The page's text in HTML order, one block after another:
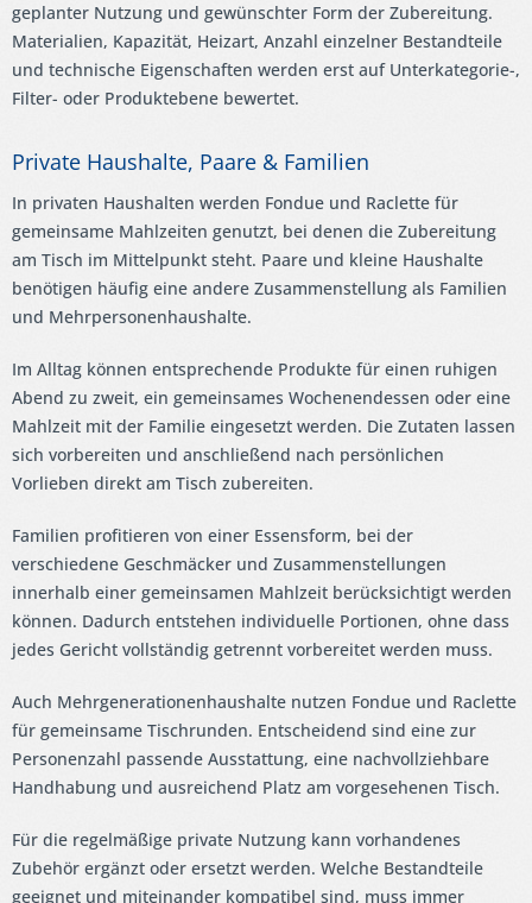
geplanter Nutzung und gewünschter Form der Zubereitung.
Materialien, Kapazität, Heizart, Anzahl einzelner Bestandteile
und technische Eigenschaften werden erst auf Unterkategorie-,
Filter- oder Produktebene bewertet.
Private Haushalte, Paare & Familien
In privaten Haushalten werden Fondue und Raclette für
gemeinsame Mahlzeiten genutzt, bei denen die Zubereitung
am Tisch im Mittelpunkt steht. Paare und kleine Haushalte
benötigen häufig eine andere Zusammenstellung als Familien
und Mehrpersonenhaushalte.
Im Alltag können entsprechende Produkte für einen ruhigen
Abend zu zweit, ein gemeinsames Wochenendessen oder eine
Mahlzeit mit der Familie eingesetzt werden. Die Zutaten lassen
sich vorbereiten und anschließend nach persönlichen
Vorlieben direkt am Tisch zubereiten.
Familien profitieren von einer Essensform, bei der
verschiedene Geschmäcker und Zusammenstellungen
innerhalb einer gemeinsamen Mahlzeit berücksichtigt werden
können. Dadurch entstehen individuelle Portionen, ohne dass
jedes Gericht vollständig getrennt vorbereitet werden muss.
Auch Mehrgenerationenhaushalte nutzen Fondue und Raclette
für gemeinsame Tischrunden. Entscheidend sind eine zur
Personenzahl passende Ausstattung, eine nachvollziehbare
Handhabung und ausreichend Platz am vorgesehenen Tisch.
Für die regelmäßige private Nutzung kann vorhandenes
Zubehör ergänzt oder ersetzt werden. Welche Bestandteile
geeignet und miteinander kompatibel sind, muss immer